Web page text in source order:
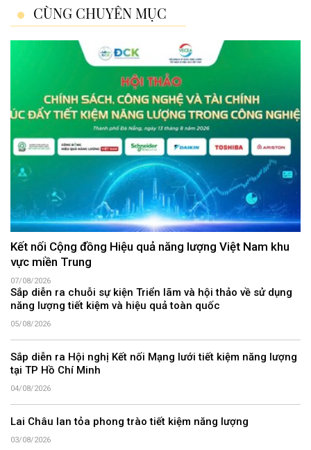
CÙNG CHUYÊN MỤC
Kết nối Cộng đồng Hiệu quả năng lượng Việt Nam khu
vực miền Trung
07/08/2026
Sắp diễn ra chuỗi sự kiện Triển lãm và hội thảo về sử dụng
năng lượng tiết kiệm và hiệu quả toàn quốc
05/08/2026
Sắp diễn ra Hội nghị Kết nối Mạng lưới tiết kiệm năng lượng
tại TP Hồ Chí Minh
04/08/2026
Lai Châu lan tỏa phong trào tiết kiệm năng lượng
03/08/2026